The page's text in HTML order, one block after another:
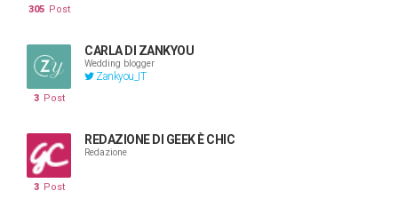
305 Post
CARLA DI ZANKYOU
Wedding blogger
Zankyou_IT
3 Post
REDAZIONE DI GEEK È CHIC
Redazione
3 Post